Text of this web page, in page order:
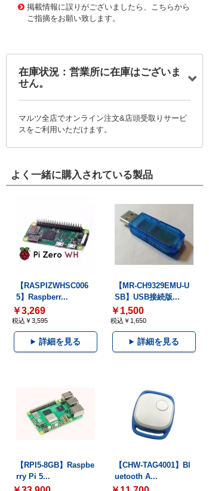
掲載情報に誤りがございましたら、こちらから
ご指摘をお願い致します。
在庫状況：営業所に在庫はございま
せん。
マルツ全店でオンライン注文&店頭受取りサービ
スをご利用いただけます。
よく一緒に購入されている製品
【RASPIZWHSC006
5】Raspberr...
￥3,269
税込￥3,595
詳細を見る
【MR-CH9329EMU-U
SB】USB接続版...
￥1,500
税込￥1,650
詳細を見る
【RPI5-8GB】Raspbe
rry Pi 5...
【CHW-TAG4001】Bl
uetooth A...